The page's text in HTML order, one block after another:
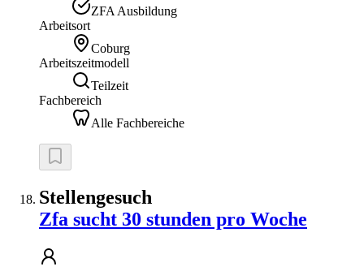
ZFA Ausbildung
Arbeitsort
Coburg
Arbeitszeitmodell
Teilzeit
Fachbereich
Alle Fachbereiche
Stellengesuch
Zfa sucht 30 stunden pro Woche